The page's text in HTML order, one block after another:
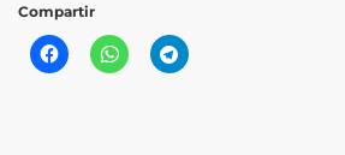
Compartir